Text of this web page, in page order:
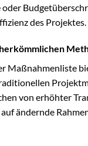
oder
des Projektes.
Maßnahmenliste
von erhöhter
ändernde